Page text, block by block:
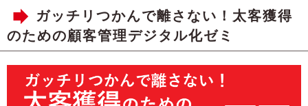
ガッチリつかんで離さない！太客獲得
のための顧客管理デジタル化ゼミ